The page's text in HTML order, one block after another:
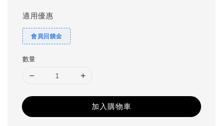
適用優惠
會員回饋金
數量
加入購物車